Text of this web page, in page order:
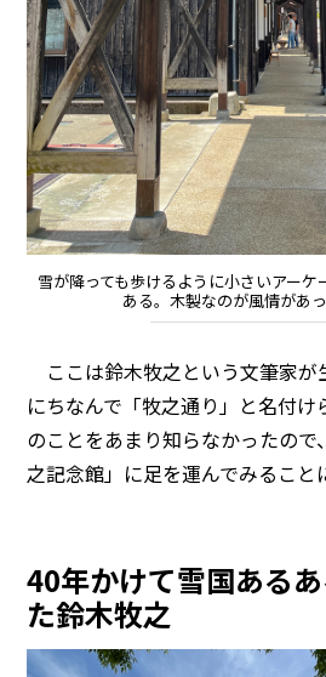
雪が降っても歩けるように小さいアー
ある。木製なのが風情があ
ここは鈴木牧之という文筆家が
にちなんで「牧之通り」と名付
のことをあまり知らなかったの
之記念館」に足を運んでみること
40年かけて雪国ある
た鈴木牧之